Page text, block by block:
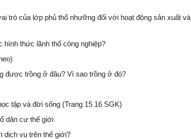
trò của lớp phủ thổ nhưỡng đối với hoạt động sản xuất và
thức lãnh thổ công nghiệp?
được trồng ở đâu? Vì sao trồng ở đó?
tập và đời sống (Trang 15 16 SGK)
dân cư thế giới
dịch vụ trên thế giới?